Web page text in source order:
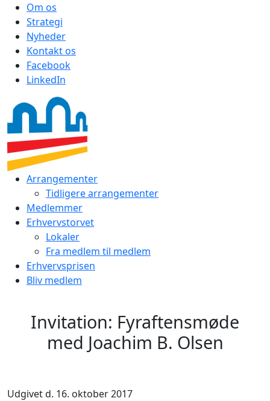
Om os
Strategi
Nyheder
Kontakt os
Facebook
LinkedIn
Arrangementer
Tidligere arrangementer
Medlemmer
Erhvervstorvet
Lokaler
Fra medlem til medlem
Erhvervsprisen
Bliv medlem
Invitation: Fyraftensmøde
med Joachim B. Olsen
Udgivet d. 16. oktober 2017